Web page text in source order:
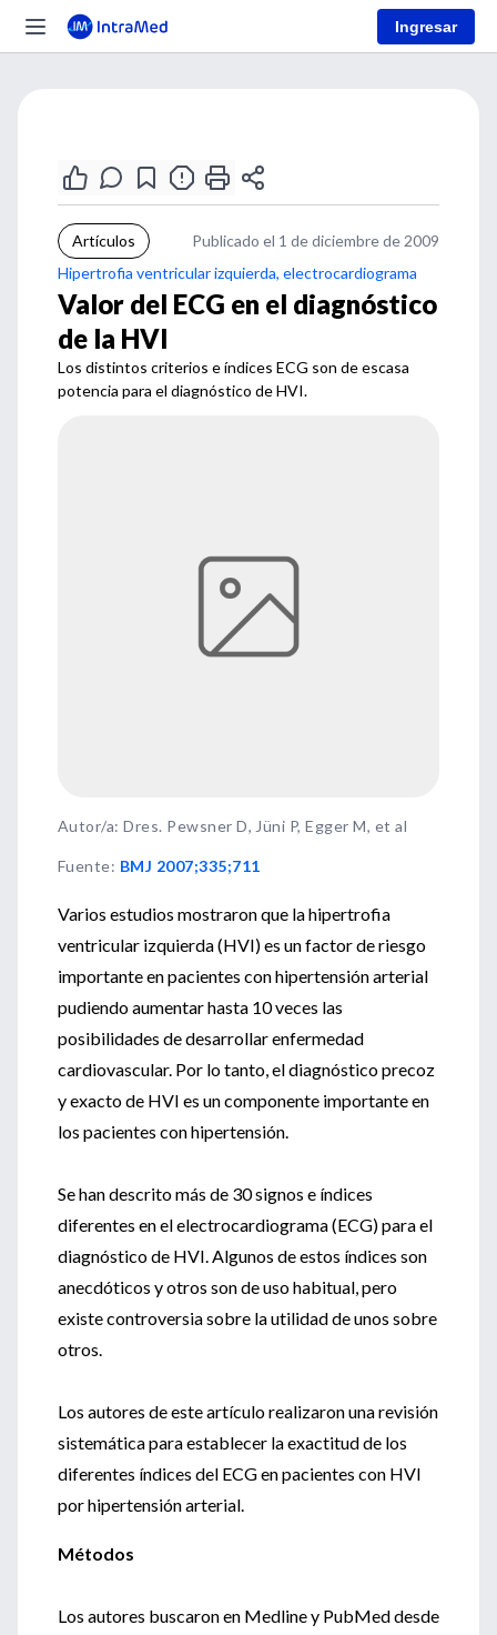
Ingresar
Artículos
Publicado el 1 de diciembre de 2009
Hipertrofia ventricular izquierda, electrocardiograma
Valor del ECG en el diagnóstico
de la HVI
Los distintos criterios e índices ECG son de escasa
potencia para el diagnóstico de HVI.
Autor/a: Dres. Pewsner D, Jüni P, Egger M, et al
Fuente: BMJ 2007;335;711
Varios estudios mostraron que la hipertrofia
ventricular izquierda (HVI) es un factor de riesgo
importante en pacientes con hipertensión arterial
pudiendo aumentar hasta 10 veces las
posibilidades de desarrollar enfermedad
cardiovascular. Por lo tanto, el diagnóstico precoz
y exacto de HVI es un componente importante en
los pacientes con hipertensión.
Se han descrito más de 30 signos e índices
diferentes en el electrocardiograma (ECG) para el
diagnóstico de HVI. Algunos de estos índices son
anecdóticos y otros son de uso habitual, pero
existe controversia sobre la utilidad de unos sobre
otros.
Los autores de este artículo realizaron una revisión
sistemática para establecer la exactitud de los
diferentes índices del ECG en pacientes con HVI
por hipertensión arterial.
Métodos
Los autores buscaron en Medline y PubMed desde